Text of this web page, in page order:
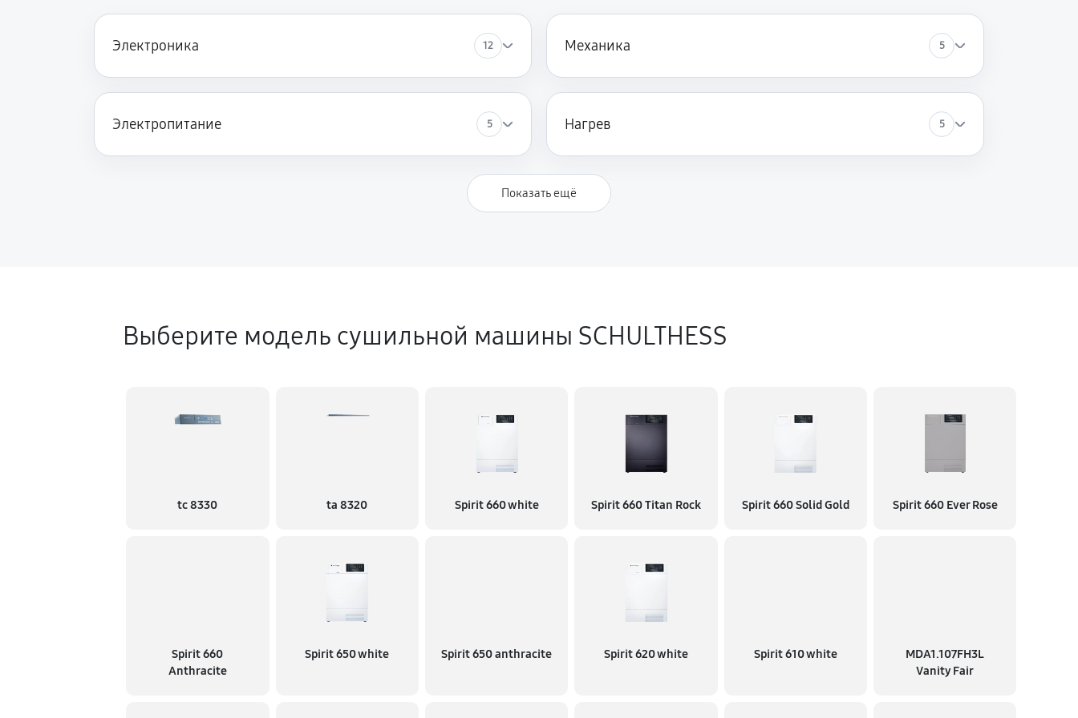
Электроника 12 Механика 5
Электропитание 5 Нагрев 5
Показать ещё
Выберите модель сушильной машины SCHULTHESS
tc 8330 ta 8320 Spirit 660 white Spirit 660 Titan Rock Spirit 660 Solid Gold Spirit 660 Ever Rose
Spirit 660
Anthracite
Spirit 650 white Spirit 650 anthracite Spirit 620 white Spirit 610 white
MDA1.107FH3L
Vanity Fair